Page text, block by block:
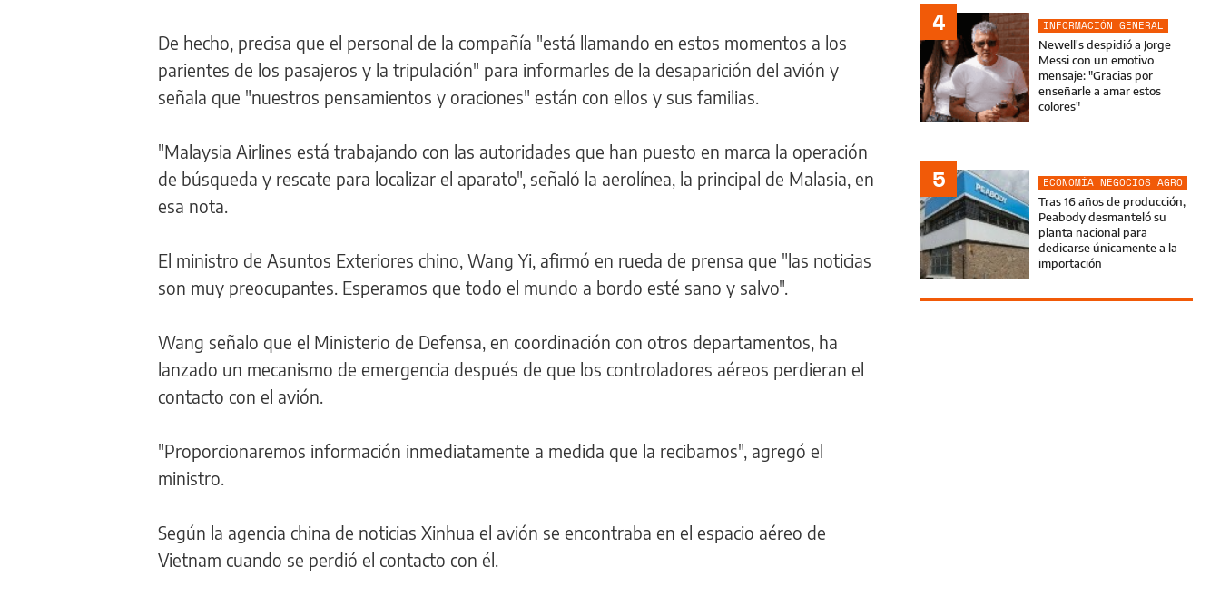
De hecho, precisa que el personal de la compañía "está llamando en estos momentos a los
parientes de los pasajeros y la tripulación" para informarles de la desaparición del avión y
señala que "nuestros pensamientos y oraciones" están con ellos y sus familias.
"Malaysia Airlines está trabajando con las autoridades que han puesto en marca la operación
de búsqueda y rescate para localizar el aparato", señaló la aerolínea, la principal de Malasia, en
esa nota.
El ministro de Asuntos Exteriores chino, Wang Yi, afirmó en rueda de prensa que "las noticias
son muy preocupantes. Esperamos que todo el mundo a bordo esté sano y salvo".
Wang señalo que el Ministerio de Defensa, en coordinación con otros departamentos, ha
lanzado un mecanismo de emergencia después de que los controladores aéreos perdieran el
contacto con el avión.
"Proporcionaremos información inmediatamente a medida que la recibamos", agregó el
ministro.
Según la agencia china de noticias Xinhua el avión se encontraba en el espacio aéreo de
Vietnam cuando se perdió el contacto con él.
4
INFORMACIÓN GENERAL
Newell's despidió a Jorge
Messi con un emotivo
mensaje: "Gracias por
enseñarle a amar estos
colores"
5
ECONOMÍA NEGOCIOS AGRO
Tras 16 años de producción,
Peabody desmanteló su
planta nacional para
dedicarse únicamente a la
importación